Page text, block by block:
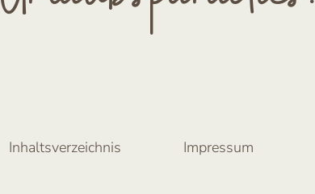
Inhaltsverzeichnis Impressum